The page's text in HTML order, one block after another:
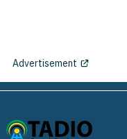
Advertisement